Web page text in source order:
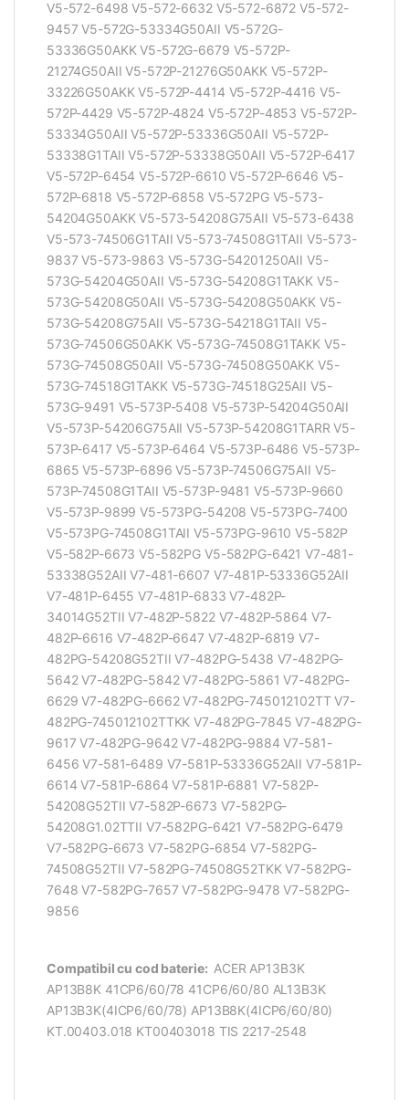
V5-572-6498 V5-572-6632 V5-572-6872 V5-572-
9457 V5-572G-53334G50AII V5-572G-
53336G50AKK V5-572G-6679 V5-572P-
21274G50AII V5-572P-21276G50AKK V5-572P-
33226G50AKK V5-572P-4414 V5-572P-4416 V5-
572P-4429 V5-572P-4824 V5-572P-4853 V5-572P-
53334G50AII V5-572P-53336G50AII V5-572P-
53338G1TAII V5-572P-53338G50AII V5-572P-6417
V5-572P-6454 V5-572P-6610 V5-572P-6646 V5-
572P-6818 V5-572P-6858 V5-572PG V5-573-
54204G50AKK V5-573-54208G75AII V5-573-6438
V5-573-74506G1TAII V5-573-74508G1TAII V5-573-
9837 V5-573-9863 V5-573G-54201250AII V5-
573G-54204G50AII V5-573G-54208G1TAKK V5-
573G-54208G50AII V5-573G-54208G50AKK V5-
573G-54208G75AII V5-573G-54218G1TAII V5-
573G-74506G50AKK V5-573G-74508G1TAKK V5-
573G-74508G50AII V5-573G-74508G50AKK V5-
573G-74518G1TAKK V5-573G-74518G25AII V5-
573G-9491 V5-573P-5408 V5-573P-54204G50AII
V5-573P-54206G75AII V5-573P-54208G1TARR V5-
573P-6417 V5-573P-6464 V5-573P-6486 V5-573P-
6865 V5-573P-6896 V5-573P-74506G75AII V5-
573P-74508G1TAII V5-573P-9481 V5-573P-9660
V5-573P-9899 V5-573PG-54208 V5-573PG-7400
V5-573PG-74508G1TAII V5-573PG-9610 V5-582P
V5-582P-6673 V5-582PG V5-582PG-6421 V7-481-
53338G52AII V7-481-6607 V7-481P-53336G52AII
V7-481P-6455 V7-481P-6833 V7-482P-
34014G52TII V7-482P-5822 V7-482P-5864 V7-
482P-6616 V7-482P-6647 V7-482P-6819 V7-
482PG-54208G52TII V7-482PG-5438 V7-482PG-
5642 V7-482PG-5842 V7-482PG-5861 V7-482PG-
6629 V7-482PG-6662 V7-482PG-745012102TT V7-
482PG-745012102TTKK V7-482PG-7845 V7-482PG-
9617 V7-482PG-9642 V7-482PG-9884 V7-581-
6456 V7-581-6489 V7-581P-53336G52AII V7-581P-
6614 V7-581P-6864 V7-581P-6881 V7-582P-
54208G52TII V7-582P-6673 V7-582PG-
54208G1.02TTII V7-582PG-6421 V7-582PG-6479
V7-582PG-6673 V7-582PG-6854 V7-582PG-
74508G52TII V7-582PG-74508G52TKK V7-582PG-
7648 V7-582PG-7657 V7-582PG-9478 V7-582PG-
9856
Compatibil cu cod baterie: ACER AP13B3K
AP13B8K 41CP6/60/78 41CP6/60/80 AL13B3K
AP13B3K(4ICP6/60/78) AP13B8K(4ICP6/60/80)
KT.00403.018 KT00403018 TIS 2217-2548